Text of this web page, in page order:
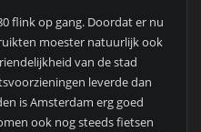
flink op gang. Doordat er nu
moester natuurlijk ook
van de stad
leverde dan
is Amsterdam erg goed
ook nog steeds fietsen